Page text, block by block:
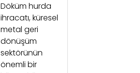
Döküm hurda
ihracatı, küresel
metal geri
dönüşüm
sektörünün
önemli bir